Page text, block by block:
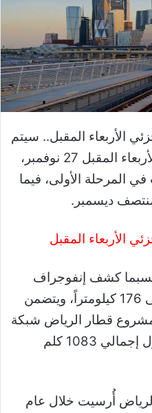
الأربعاء المقبل.. سيتم
افتتاح مترو الرياض رسميا الأربعاء المقبل 27 نوفمبر،
3 مسارات في المرحلة الأولى، فيما
منتصف ديسمبر.
الأربعاء المقبل
كشف إنفوجراف
لمؤسسة “ماعت جروب” إلى 176 كيلومتراً، ويتضمن
مشروع قطار الرياض شبكة
حافلات تضم 24 مساراً بطول إجمالي 1083 كلم
أُرسيت خلال عام